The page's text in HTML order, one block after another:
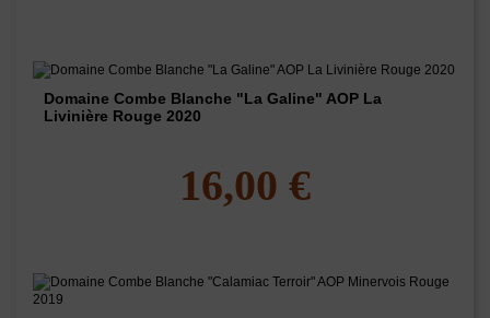
Domaine Combe Blanche "La Galine" AOP La
Livinière Rouge 2020
16,00 €